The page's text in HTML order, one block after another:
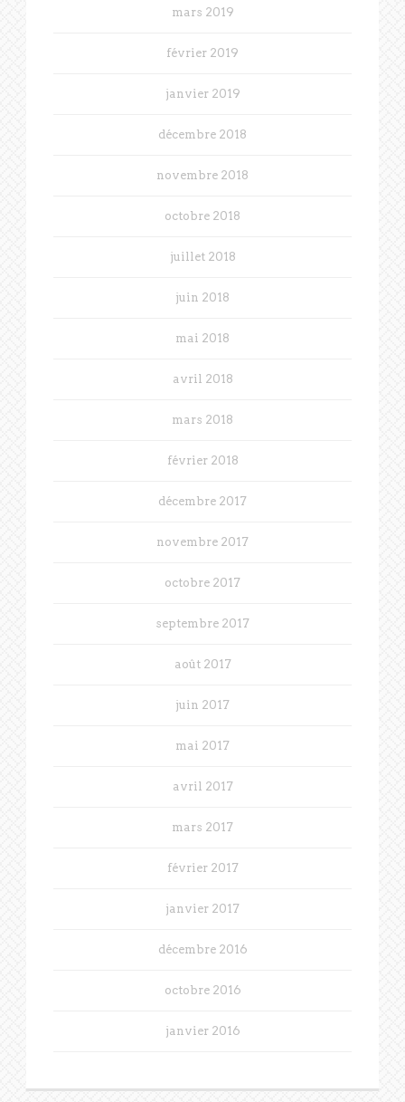
mars 2019
février 2019
janvier 2019
décembre 2018
novembre 2018
octobre 2018
juillet 2018
juin 2018
mai 2018
avril 2018
mars 2018
février 2018
décembre 2017
novembre 2017
octobre 2017
septembre 2017
août 2017
juin 2017
mai 2017
avril 2017
mars 2017
février 2017
janvier 2017
décembre 2016
octobre 2016
janvier 2016